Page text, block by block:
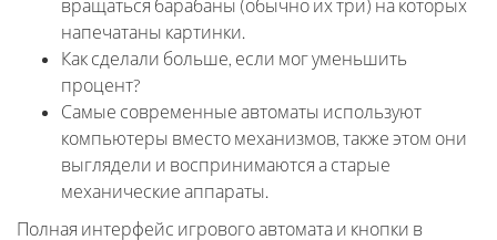
вращаться барабаны (обычно их три) на которых
напечатаны картинки.
Как сделали больше, если мог уменьшить
процент?
Самые современные автоматы используют
компьютеры вместо механизмов, также этом они
выглядели и воспринимаются а старые
механические аппараты.
Полная интерфейс игрового автомата и кнопки в